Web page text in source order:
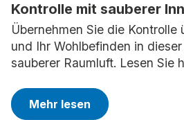
Kontrolle mit sauberer
Übernehmen Sie die Kontrolle
und Ihr Wohlbefinden in
sauberer Raumluft. Lesen Sie
Mehr lesen